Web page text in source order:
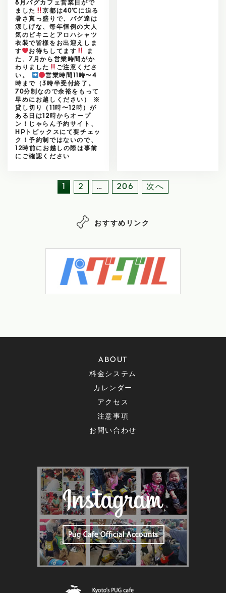
8月パグカフェ営業日がで
ました
京都は40℃に迫る
暑さ真っ盛りで、パグ達は
涼しげな、毎年恒例の大人
気のビキニとアロハシャツ
衣装で皆様をお出迎えしま
す
お待ちしてます
ま
た、7月から営業時間がか
わりました
ご注意くださ
い。
営業時間11時〜4
時まで（3時半受付終了。
70分制なので余裕をもって
早めにお越しください） ※
貸し切り（11時〜12時）が
ある日は12時からオープ
ン！じゃらん予約サイト、
HPトピックスにて要チェッ
ク！予約制ではないので、
12時前にお越しの際は事前
にご確認ください
1 2 … 206 次へ
おすすめリンク
ABOUT
料金システム
カレンダー
アクセス
注意事項
お問い合わせ